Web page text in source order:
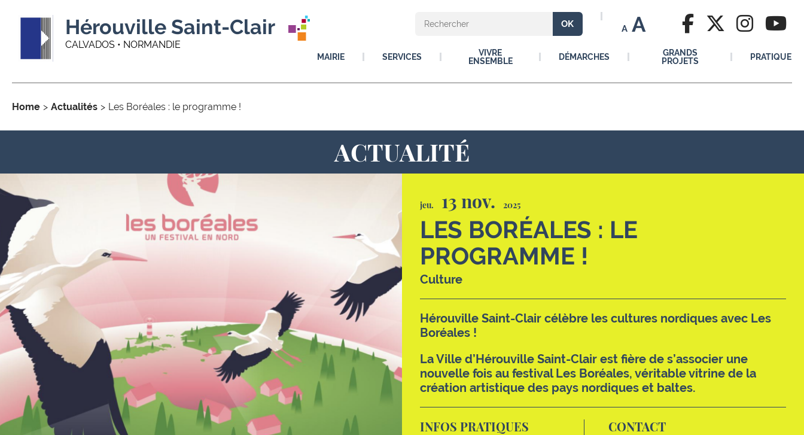
Hérouville Saint-Clair
CALVADOS • NORMANDIE
A A
MAIRIE SERVICES
VIVRE
ENSEMBLE
DÉMARCHES
GRANDS
PROJETS
PRATIQUE
Home Actualités Les Boréales : le programme !
ACTUALITÉ
jeu. 13 nov. 2025
LES BORÉALES : LE
PROGRAMME !
Culture
Hérouville Saint-Clair célèbre les cultures nordiques avec Les
Boréales !
La Ville d’Hérouville Saint-Clair est fière de s’associer une
nouvelle fois au festival Les Boréales, véritable vitrine de la
création artistique des pays nordiques et baltes.
INFOS PRATIQUES CONTACT